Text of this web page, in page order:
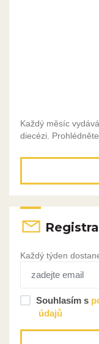
Každý měsíc
diecézi.
Každý týden
Souhlasím s
údajů